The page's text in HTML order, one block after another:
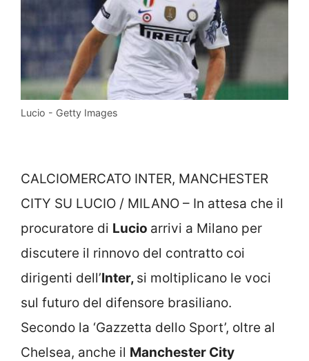
Lucio - Getty Images
CALCIOMERCATO INTER, MANCHESTER
CITY SU LUCIO / MILANO – In attesa che il
procuratore di Lucio arrivi a Milano per
discutere il rinnovo del contratto coi
dirigenti dell’Inter, si moltiplicano le voci
sul futuro del difensore brasiliano.
Secondo la ‘Gazzetta dello Sport’, oltre al
Chelsea, anche il Manchester City